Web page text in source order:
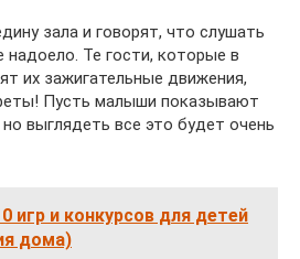
зала и говорят, что слушать
надоело. Те гости, которые в
их зажигательные движения,
Пусть малыши показывают
выглядеть все это будет очень
игр и конкурсов для детей
дома)